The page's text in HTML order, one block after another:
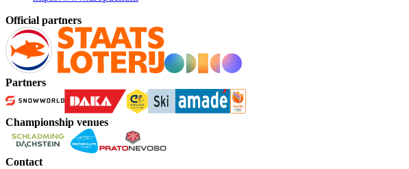
Official partners
Partners
Championship venues
Contact